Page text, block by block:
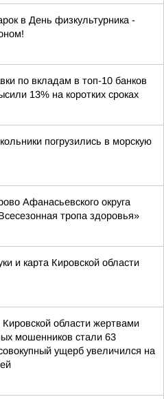
в День физкультурника -
по вкладам в топ-10 банков
13% на коротких сроках
погрузились в морскую
Афанасьевского округа
тропа здоровья»
и карта Кировской области
области жертвами
мошенников стали 63
ущерб увеличился на